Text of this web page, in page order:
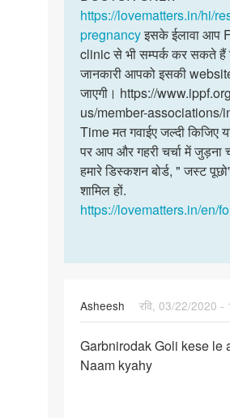
https://lovematters.in/hi/
pregnancyइसके ईलावा आप
clinic से भी सम्पर्क कर सकते हैं
जानकारी आपको इसकी
जाएगी। https://
us/member-associations/
Time मत गवाईए जल्दी किजिए
पर आप और गहरी चर्चा में जुड़ना
हमारे डिस्कशन बोर्ड, " जस्ट
शामिल हों.
https://lovematters.in/en/
Asheesh
रवि, 03/22/2020 -
Garbnirodak
Goli
Garbnirodak Goli kese le
Naam kyahy